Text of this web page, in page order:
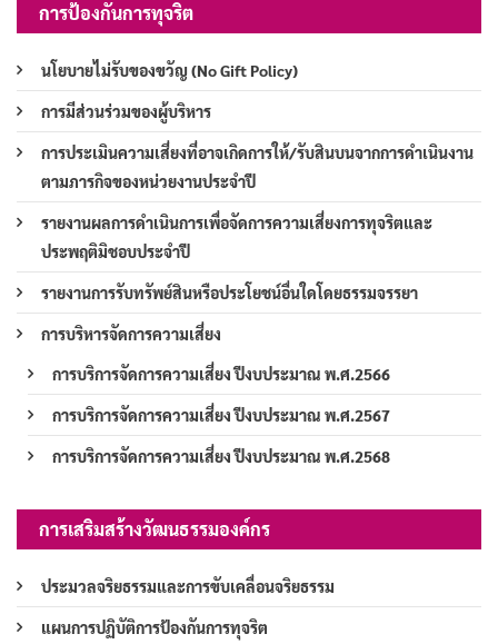
การป้องกันการทุจริต
นโยบายไม่รับของขวัญ (No Gift Policy)
การมีส่วนร่วมของผู้บริหาร
การประเมินความเสี่ยงที่อาจเกิดการให้/รับสินบนจากการดำเนินงาน
ตามภารกิจของหน่วยงานประจำปี
รายงานผลการดำเนินการเพื่อจัดการความเสี่ยงการทุจริตและ
ประพฤติมิชอบประจำปี
รายงานการรับทรัพย์สินหรือประโยชน์อื่นใดโดยธรรมจรรยา
การบริหารจัดการความเสี่ยง
การบริการจัดการความเสี่ยง ปีงบประมาณ พ.ศ.2566
การบริการจัดการความเสี่ยง ปีงบประมาณ พ.ศ.2567
การบริการจัดการความเสี่ยง ปีงบประมาณ พ.ศ.2568
การเสริมสร้างวัฒนธรรมองค์กร
ประมวลจริยธรรมและการขับเคลื่อนจริยธรรม
แผนการปฏิบัติการป้องกันการทุจริต